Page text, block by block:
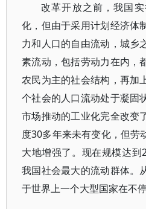
改革开放之前，我国
化，但由于采用计划经济体
力和人口的自由流动，城乡
素流动，包括劳动力在内，
农民为主的社会结构，再加
个社会的人口流动处于凝固
市场推动的工业化完全改变
度30多年来未有变化，但劳
大地增强了。现在规模达
我国社会最大的流动群体。
于世界上一个大型国家在不停